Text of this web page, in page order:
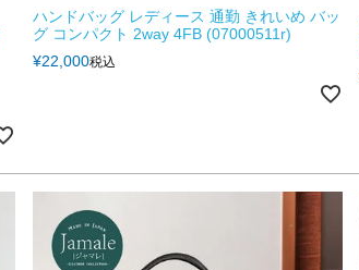
ハンドバッグ レディース 通勤 きれいめ バッ
グ コンパクト 2way 4FB (07000511r)
¥22,000税込